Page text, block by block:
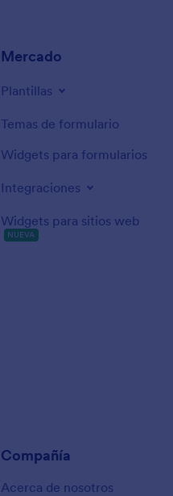
Mercado
Plantillas
Temas de formulario
Widgets para formularios
Integraciones
Widgets para sitios web
NUEVA
Compañía
Acerca de nosotros